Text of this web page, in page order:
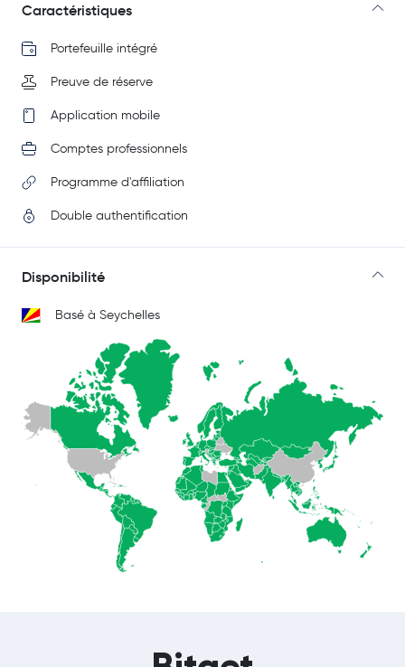
Caractéristiques
Portefeuille intégré
Preuve de réserve
Application mobile
Comptes professionnels
Programme d'affiliation
Double authentification
Disponibilité
Basé à Seychelles